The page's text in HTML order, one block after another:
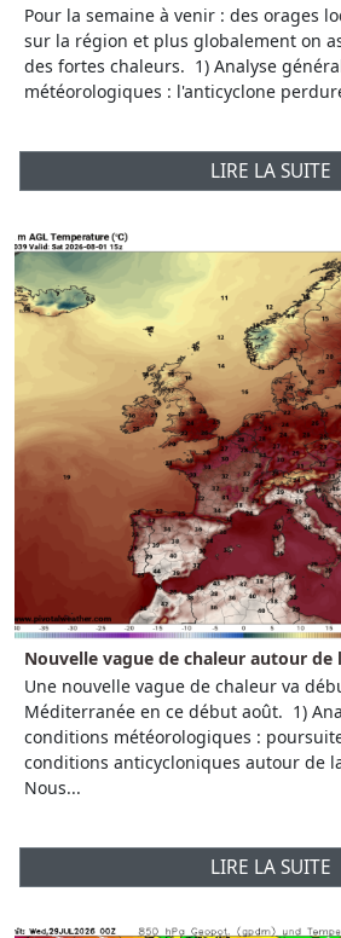
Pour la semaine à venir : des orages
sur la région et plus globalement on
des fortes chaleurs. 1) Analyse
météorologiques : l'anticyclone
LIRE LA SUITE
Nouvelle vague de chaleur autour de
Une nouvelle vague de chaleur va
Méditerranée en ce début août. 1)
conditions météorologiques :
conditions anticycloniques autour de
Nous...
LIRE LA SUITE